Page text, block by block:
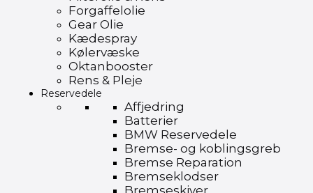
Forgaffelolie
Gear Olie
Kædespray
Kølervæske
Oktanbooster
Rens & Pleje
Reservedele
Affjedring
Batterier
BMW Reservedele
Bremse- og koblingsgreb
Bremse Reparation
Bremseklodser
Bremseskiver